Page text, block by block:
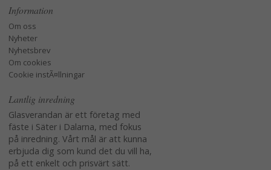
Information
Om oss
Nyheter
Nyhetsbrev
Om cookies
Cookie instÃ¤llningar
Lantlig inredning
Glasverandan är ett företag med
fäste i Säter i Dalarna, med fokus
på inredning. Vårt mål är att kunna
erbjuda dig som kund det du vill ha,
på ett enkelt och prisvärt sätt.